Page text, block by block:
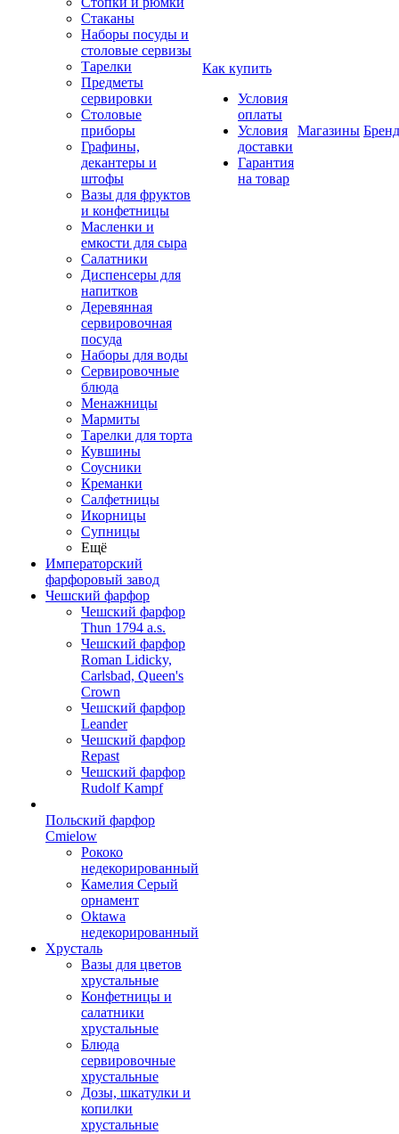
Стаканы
Наборы посуды и
столовые сервизы
Тарелки
Предметы
сервировки
Столовые
приборы
Графины,
декантеры и
штофы
Вазы для фруктов
и конфетницы
Масленки и
емкости для сыра
Салатники
Диспенсеры для
напитков
Деревянная
сервировочная
посуда
Наборы для воды
Сервировочные
блюда
Менажницы
Мармиты
Тарелки для торта
Кувшины
Соусники
Креманки
Салфетницы
Икорницы
Супницы
Ещё
Императорский
фарфоровый завод
Чешский фарфор
Чешский фарфор
Thun 1794 a.s.
Чешский фарфор
Roman Lidicky,
Carlsbad, Queen's
Crown
Чешский фарфор
Leander
Чешский фарфор
Repast
Чешский фарфор
Rudolf Kampf
Польский фарфор
Сmielow
Рококо
недекорированный
Камелия Серый
орнамент
Oktawa
недекорированный
Хрусталь
Вазы для цветов
хрустальные
Конфетницы и
салатники
хрустальные
Блюда
сервировочные
хрустальные
Дозы, шкатулки и
копилки
хрустальные
Как купить
Условия
оплаты
Условия
доставки
Гарантия
на товар
Магазины